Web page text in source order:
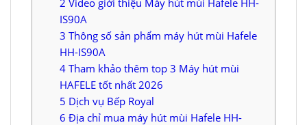
IS90A
3 Thông số sản phẩm máy hút mùi Hafele
HH-IS90A
4 Tham khảo thêm top 3 Máy hút mùi
HAFELE tốt nhất 2026
5 Dịch vụ Bếp Royal
6 Địa chỉ mua máy hút mùi Hafele HH-